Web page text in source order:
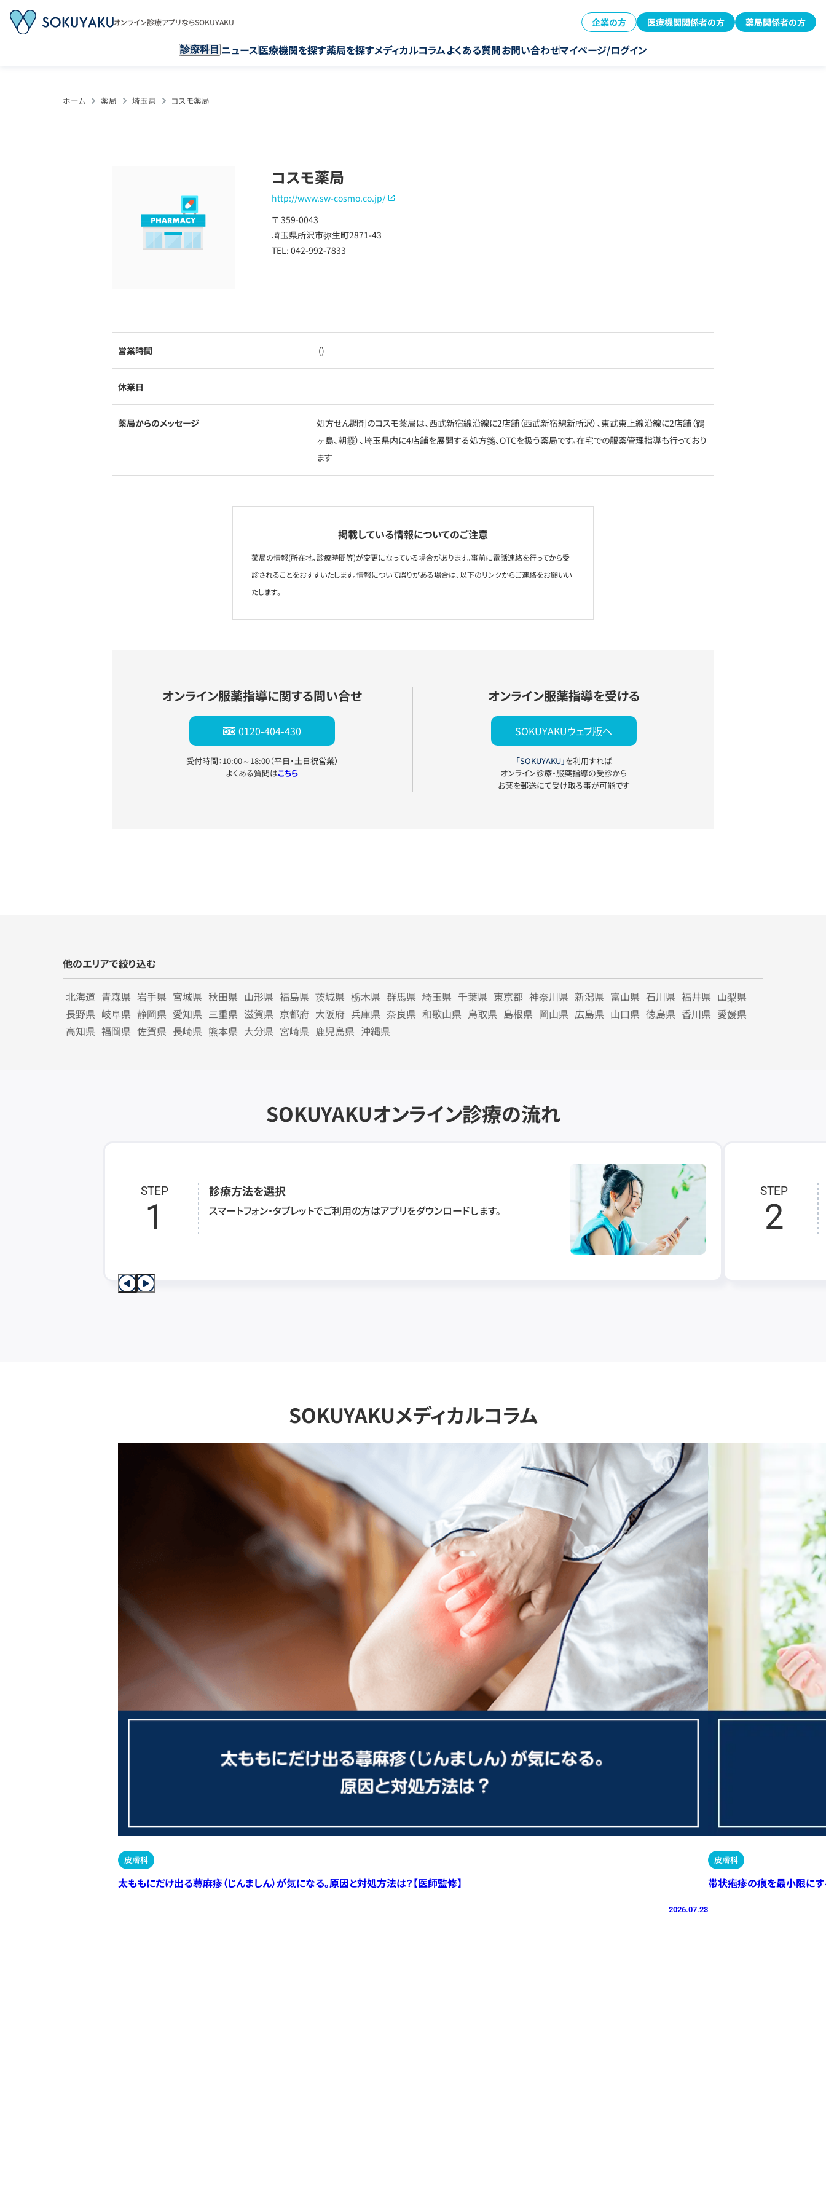
オンライン診療アプリならSOKUYAKU 企業の方 医療機関関係者の方 薬局関係者の方
診療科目 ニュース医療機関を探す薬局を探すメディカルコラムよくある質問お問い合わせマイページ/ログイン
ホーム 薬局 埼玉県 コスモ薬局
コスモ薬局
http://www.sw-cosmo.co.jp/
〒 359-0043
埼玉県所沢市弥生町2871-43
TEL: 042-992-7833
営業時間 ()
休業日
薬局からのメッセージ
処方せん調剤のコスモ薬局は、西武新宿線沿線に2店舗（西武新宿線新所沢）、東武東上線沿線に2店舗（鶴
ヶ島、朝霞）、埼玉県内に4店舗を展開する処方箋、OTCを扱う薬局です。在宅での服薬管理指導も行っており
ます
掲載している情報についてのご注意
薬局の情報(所在地、診療時間等)が変更になっている場合があります。事前に電話連絡を行ってから受
診されることをおすすいたします。情報について誤りがある場合は、以下のリンクからご連絡をお願いい
たします。
オンライン服薬指導に関する問い合せ
0120-404-430
受付時間：10:00～18:00（平日・土日祝営業）
よくある質問はこちら
オンライン服薬指導を受ける
SOKUYAKUウェブ版へ
「SOKUYAKU」を利用すれば
オンライン診療・服薬指導の受診から
お薬を郵送にて受け取る事が可能です
他のエリアで絞り込む
北海道 青森県 岩手県 宮城県 秋田県 山形県 福島県 茨城県 栃木県 群馬県 埼玉県 千葉県 東京都 神奈川県 新潟県 富山県 石川県 福井県 山梨県
長野県 岐阜県 静岡県 愛知県 三重県 滋賀県 京都府 大阪府 兵庫県 奈良県 和歌山県 鳥取県 島根県 岡山県 広島県 山口県 徳島県 香川県 愛媛県
高知県 福岡県 佐賀県 長崎県 熊本県 大分県 宮崎県 鹿児島県 沖縄県
SOKUYAKUオンライン診療の流れ
STEP
1
診療方法を選択
スマートフォン・タブレットでご利用の方はアプリをダウンロードします。
STEP
2
SOKUYAKUメディカルコラム
皮膚科
太ももにだけ出る蕁麻疹（じんましん）が気になる。原因と対処方法は？【医師監修】
2026.07.23
皮膚科
帯状疱疹の痕を最小限にす